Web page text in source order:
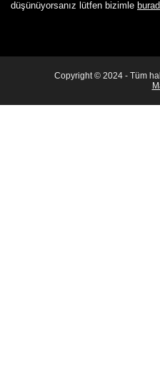
düşünüyorsanız lütfen bizimle
Copyright © 2024 - Tüm